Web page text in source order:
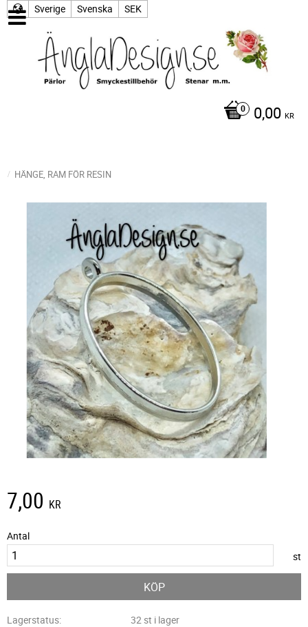
Sverige Svenska SEK
0,00 KR
HÄNGE, RAM FÖR RESIN
7,00 KR
Antal
st
KÖP
Lagerstatus
32 st i lager